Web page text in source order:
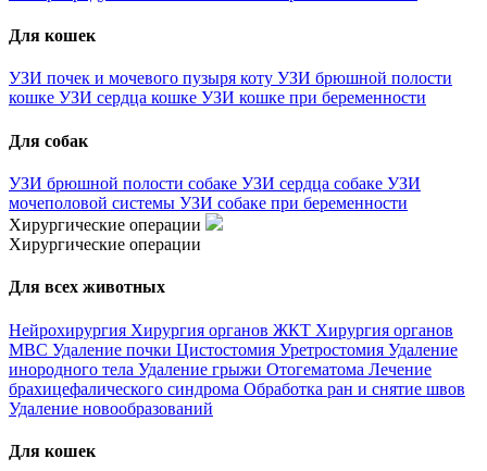
Для кошек
УЗИ почек и мочевого пузыря коту УЗИ брюшной полости
кошке УЗИ сердца кошке УЗИ кошке при беременности
Для собак
УЗИ брюшной полости собаке УЗИ сердца собаке УЗИ
мочеполовой системы УЗИ собаке при беременности
Хирургические операции
Хирургические операции
Для всех животных
Нейрохирургия Хирургия органов ЖКТ Хирургия органов
МВС Удаление почки Цистостомия Уретростомия Удаление
инородного тела Удаление грыжи Отогематома Лечение
брахицефалического синдрома Обработка ран и снятие швов
Удаление новообразований
Для кошек